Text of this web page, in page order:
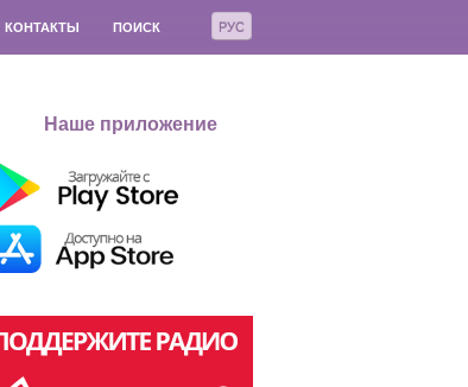
РУС
КОНТАКТЫ ПОИСК
Наше приложение